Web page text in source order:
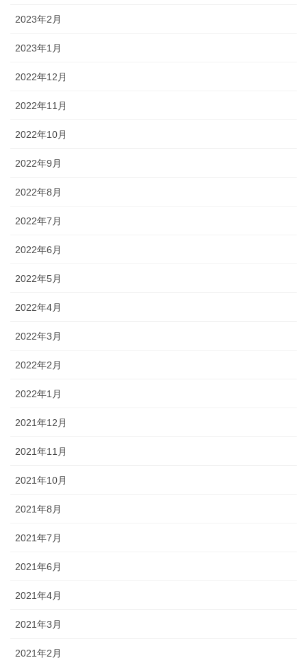
2023年2月
2023年1月
2022年12月
2022年11月
2022年10月
2022年9月
2022年8月
2022年7月
2022年6月
2022年5月
2022年4月
2022年3月
2022年2月
2022年1月
2021年12月
2021年11月
2021年10月
2021年8月
2021年7月
2021年6月
2021年4月
2021年3月
2021年2月